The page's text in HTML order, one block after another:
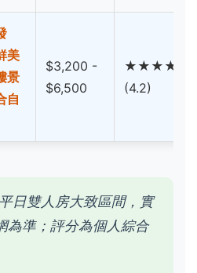
美
景
自
$3,200 -
$6,500
★★★★
(4.2)
日雙人房大致區間，實
為準；評分為個人綜合